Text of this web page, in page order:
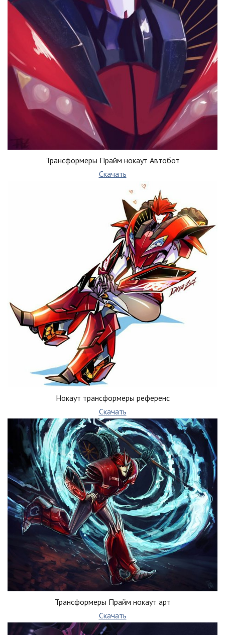
Трансформеры Прайм нокаут Автобот
Скачать
Нокаут трансформеры референс
Скачать
Трансформеры Прайм нокаут арт
Скачать